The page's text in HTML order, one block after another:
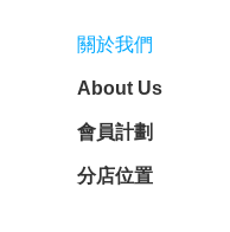
關於我們
About Us
會員計劃
分店位置